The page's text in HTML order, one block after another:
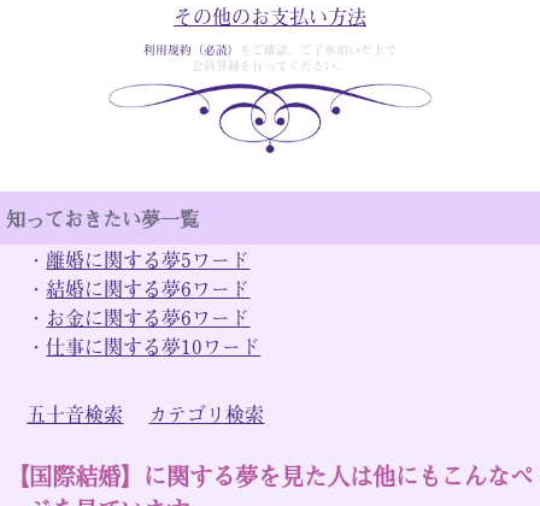
その他のお支払い方法
利用規約（必読）
をご確認、ご了承頂いた上で
会員登録を行ってください。
知っておきたい夢一覧
・ 離婚に関する夢5ワード
・ 結婚に関する夢6ワード
・ お金に関する夢6ワード
・仕事に関する夢10ワード
五十音検索 カテゴリ検索
【国際結婚】に関する夢を見た人は他にもこんなペ